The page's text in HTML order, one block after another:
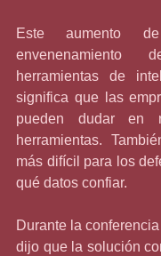
Este aumento
herramientas de
significa que las
pueden dudar en
herramientas.
más difícil para los
qué datos confiar.
Durante la
dijo que la solución